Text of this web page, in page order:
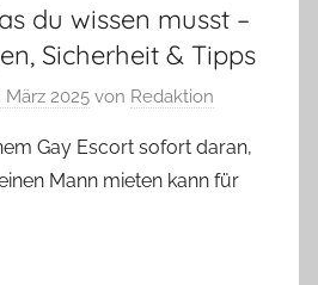
du wissen musst –
Sicherheit & Tipps
März 2025 von Redaktion
Gay Escort sofort daran,
Mann mieten kann für